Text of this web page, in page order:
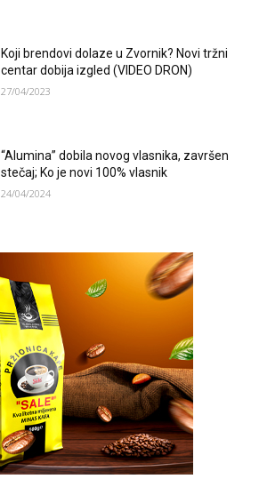
Koji brendovi dolaze u Zvornik? Novi tržni
centar dobija izgled (VIDEO DRON)
27/04/2023
“Alumina” dobila novog vlasnika, završen
stečaj; Ko je novi 100% vlasnik
24/04/2024